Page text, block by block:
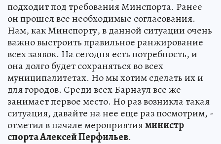
подходит под требования Минспорта. Ранее
он прошел все необходимые согласования.
Нам, как Минспорту, в данной ситуации очень
важно выстроить правильное ранжирование
всех заявок. На сегодня есть потребность, и
она долго будет сохраняться во всех
муниципалитетах. Но мы хотим сделать их и
для городов. Среди всех Барнаул все же
занимает первое место. Но раз возникла такая
ситуация, давайте на нее еще раз посмотрим, -
отметил в начале мероприятияминистр
спорта Алексей Перфильев.